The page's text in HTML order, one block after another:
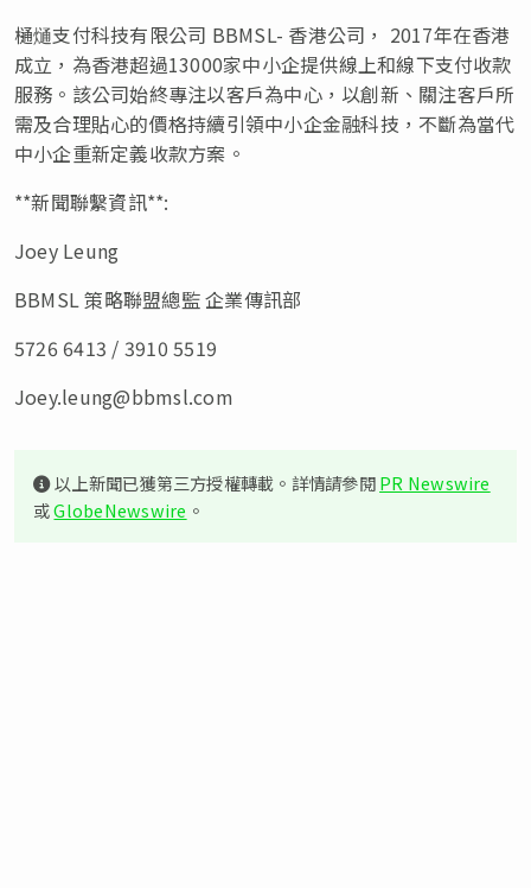
樋熥支付科技有限公司 BBMSL- 香港公司， 2017年在香港
成立，為香港超過13000家中小企提供線上和線下支付收款
服務。該公司始終專注以客戶為中心，以創新、關注客戶所
需及合理貼心的價格持續引領中小企金融科技，不斷為當代
中小企重新定義收款方案。
**新聞聯繫資訊**:
Joey Leung
BBMSL 策略聯盟總監 企業傳訊部
5726 6413 / 3910 5519
Joey.leung@bbmsl.com
以上新聞已獲第三方授權轉載。詳情請參閱PR Newswire
或GlobeNewswire 。